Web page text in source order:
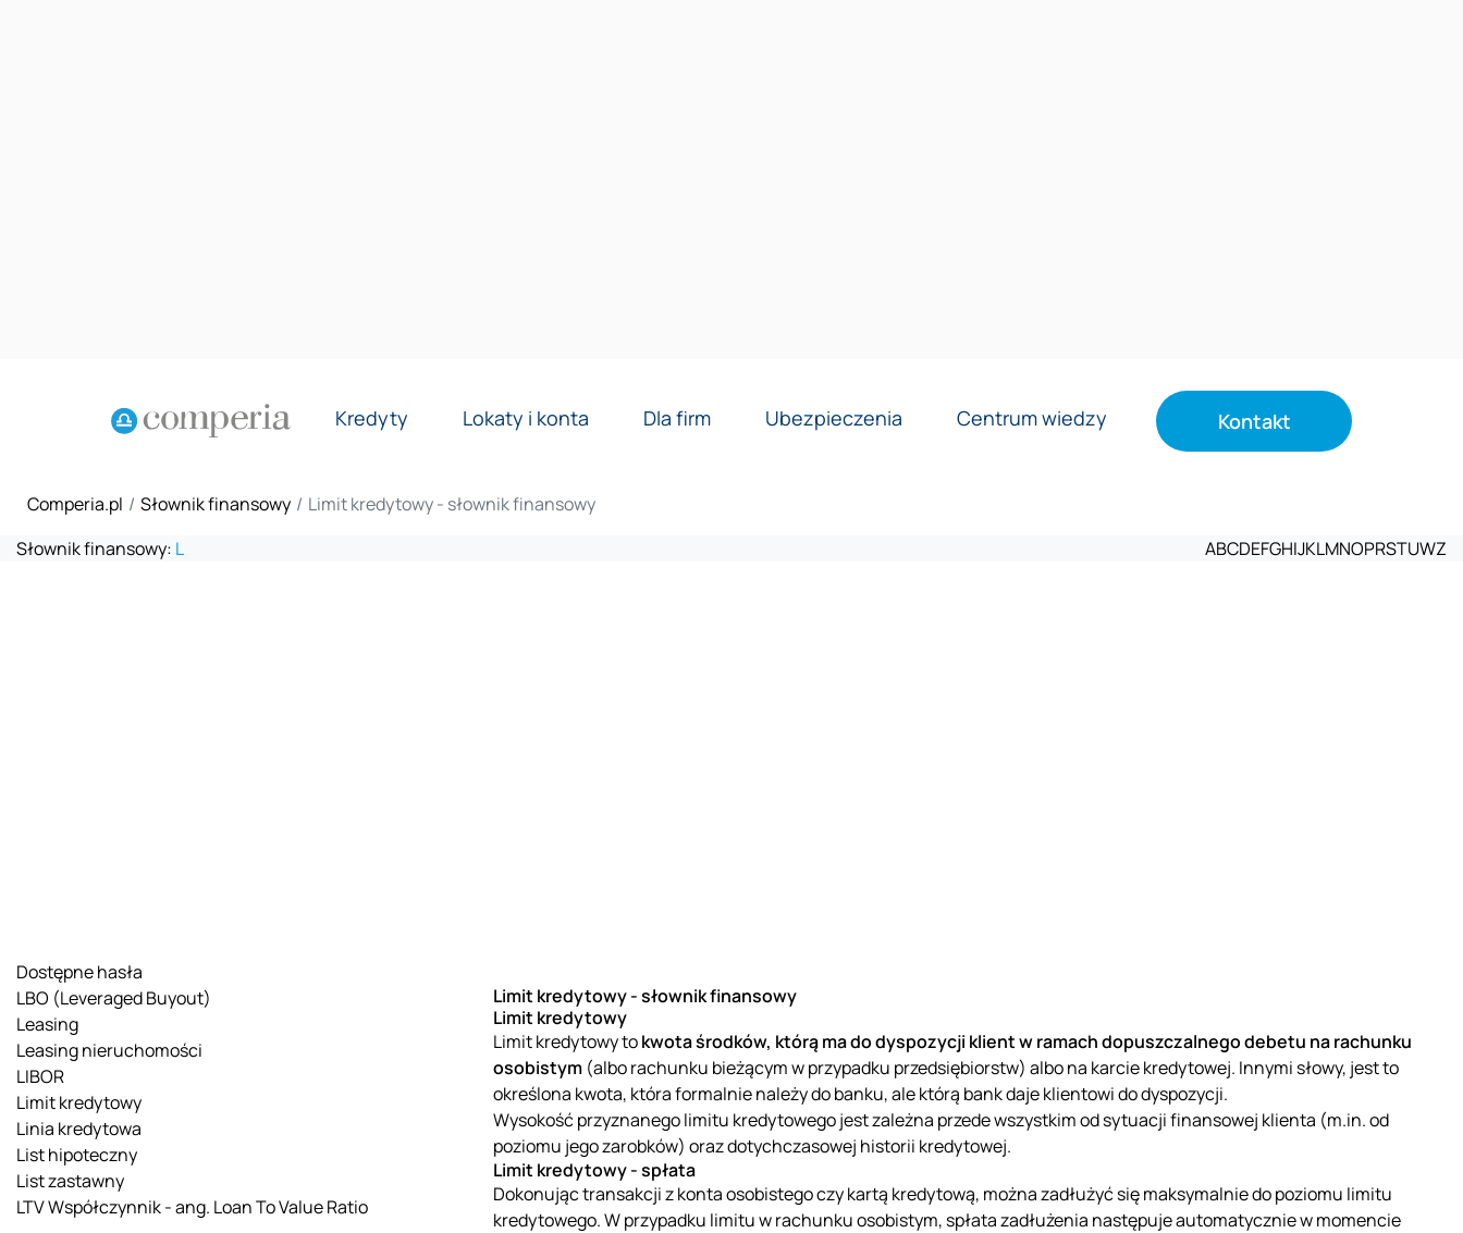
Kredyty Lokaty i konta Dla firm Ubezpieczenia Centrum wiedzy Kontakt
Comperia.pl Słownik finansowy
Limit kredytowy - słownik finansowy
Słownik finansowy: L ABCDEFGHIJKLMNOPRSTUWZ
Dostępne hasła
Limit kredytowy - słownik finansowy
Limit kredytowy
Limit kredytowy tokwota środków, którą ma do dyspozycji klient w ramach dopuszczalnego debetu na rachunku
osobistym (albo rachunku bieżącym w przypadku przedsiębiorstw) albo na karcie kredytowej. Innymi słowy, jest to
określona kwota, która formalnie należy do banku, ale którą bank daje klientowi do dyspozycji.
Wysokość przyznanego limitu kredytowego jest zależna przede wszystkim od sytuacji finansowej klienta (m.in. od
poziomu jego zarobków) oraz dotychczasowej historii kredytowej.
Limit kredytowy - spłata
Dokonując transakcji z konta osobistego czy kartą kredytową, można zadłużyć się maksymalnie do poziomu limitu
kredytowego. W przypadku limitu w rachunku osobistym, spłata zadłużenia następuje automatycznie w momencie
LBO (Leveraged Buyout)
Leasing
Leasing nieruchomości
LIBOR
Limit kredytowy
Linia kredytowa
List hipoteczny
List zastawny
LTV Współczynnik - ang. Loan To Value Ratio